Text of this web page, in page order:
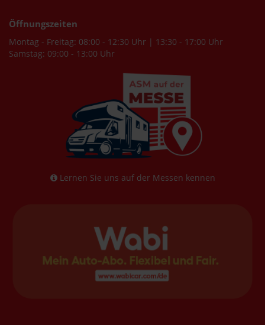
Öffnungszeiten
Montag - Freitag: 08:00 - 12:30 Uhr | 13:30 - 17:00 Uhr
Samstag: 09:00 - 13:00 Uhr
Lernen Sie uns auf der Messen kennen